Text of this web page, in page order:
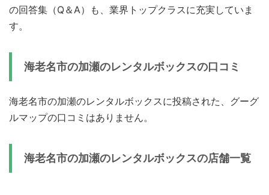
の回答集（Q＆A）も、業界トップクラスに充実していま
す。
海老名市の加瀬のレンタルボックスの口コミ
海老名市の加瀬のレンタルボックスに投稿された、グーグ
ルマップの口コミはありません。
海老名市の加瀬のレンタルボックスの店舗一覧